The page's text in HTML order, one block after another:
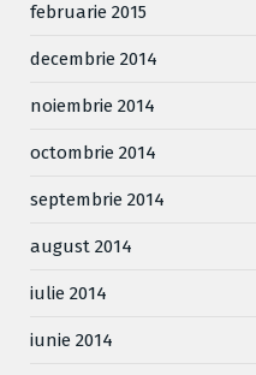
februarie 2015
decembrie 2014
noiembrie 2014
octombrie 2014
septembrie 2014
august 2014
iulie 2014
iunie 2014